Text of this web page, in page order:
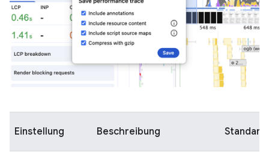
Einstellung Beschreibung Standard